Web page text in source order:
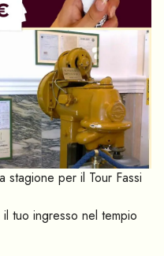
stagione per il Tour Fassi
tuo ingresso nel tempio